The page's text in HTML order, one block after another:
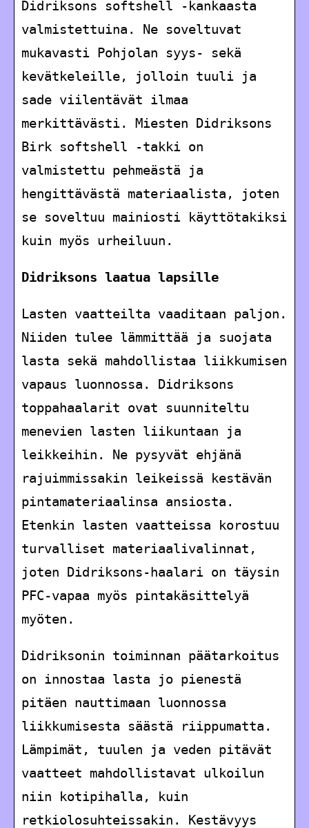
Didriksons softshell -kankaasta
valmistettuina. Ne soveltuvat
mukavasti Pohjolan syys- sekä
kevätkeleille, jolloin tuuli ja
sade viilentävät ilmaa
merkittävästi. Miesten Didriksons
Birk softshell -takki on
valmistettu pehmeästä ja
hengittävästä materiaalista, joten
se soveltuu mainiosti käyttötakiksi
kuin myös urheiluun.
Didriksons laatua lapsille
Lasten vaatteilta vaaditaan paljon.
Niiden tulee lämmittää ja suojata
lasta sekä mahdollistaa liikkumisen
vapaus luonnossa. Didriksons
toppahaalarit ovat suunniteltu
menevien lasten liikuntaan ja
leikkeihin. Ne pysyvät ehjänä
rajuimmissakin leikeissä kestävän
pintamateriaalinsa ansiosta.
Etenkin lasten vaatteissa korostuu
turvalliset materiaalivalinnat,
joten Didriksons-haalari on täysin
PFC-vapaa myös pintakäsittelyä
myöten.
Didriksonin toiminnan päätarkoitus
on innostaa lasta jo pienestä
pitäen nauttimaan luonnossa
liikkumisesta säästä riippumatta.
Lämpimät, tuulen ja veden pitävät
vaatteet mahdollistavat ulkoilun
niin kotipihalla, kuin
retkiolosuhteissakin. Kestävyys